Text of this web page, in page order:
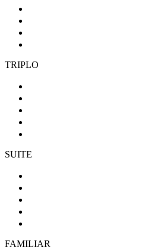
TRIPLO
SUITE
FAMILIAR